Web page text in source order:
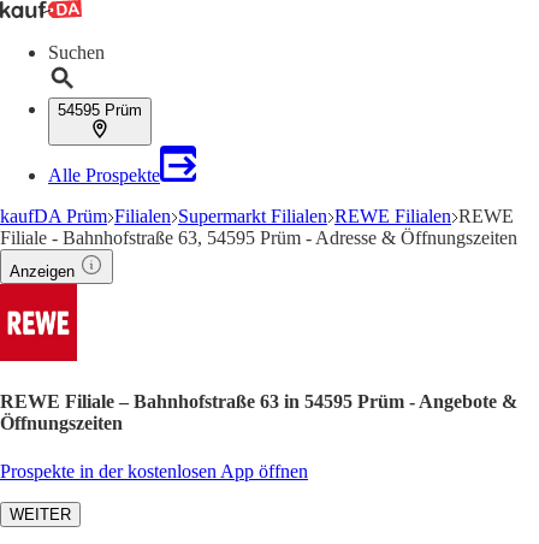
Suchen
54595 Prüm
Alle Prospekte
kaufDA Prüm Filialen Supermarkt Filialen REWE Filialen REWE
Filiale - Bahnhofstraße 63, 54595 Prüm - Adresse & Öffnungszeiten
Anzeigen
REWE Filiale – Bahnhofstraße 63 in 54595 Prüm - Angebote &
Öffnungszeiten
Prospekte in der kostenlosen App öffnen
WEITER